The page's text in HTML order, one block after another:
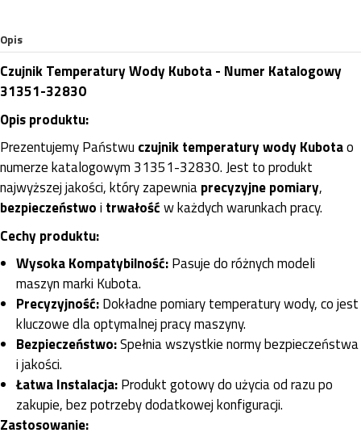
Opis
Czujnik Temperatury Wody Kubota - Numer Katalogowy
31351-32830
Opis produktu:
Prezentujemy Państwu czujnik temperatury wody Kubotao
numerze katalogowym 31351-32830. Jest to produkt
najwyższej jakości, który zapewniaprecyzyjne pomiary,
bezpieczeństwoi trwałośćw każdych warunkach pracy.
Cechy produktu:
Wysoka Kompatybilność:Pasuje do różnych modeli
maszyn marki Kubota.
Precyzyjność:Dokładne pomiary temperatury wody, co jest
kluczowe dla optymalnej pracy maszyny.
Bezpieczeństwo:Spełnia wszystkie normy bezpieczeństwa
i jakości.
Łatwa Instalacja:Produkt gotowy do użycia od razu po
zakupie, bez potrzeby dodatkowej konfiguracji.
Zastosowanie: